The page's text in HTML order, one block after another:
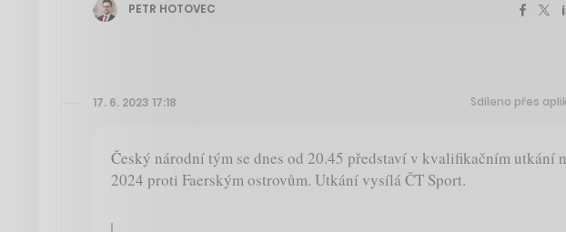
PETR HOTOVEC
17. 6. 2023 17:18 Sdíleno přes
Český národní tým se dnes od 20.45 představí v kvalifikačním utkání
2024 proti Faerským ostrovům. Utkání vysílá ČT Sport.